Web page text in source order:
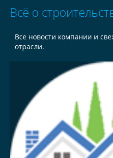
Всё о
Все новости компании и
отрасли.